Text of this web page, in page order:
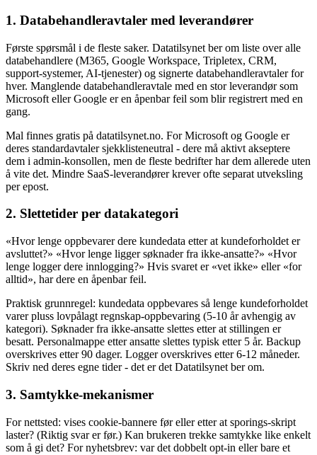
1. Databehandleravtaler med leverandører
Første spørsmål i de fleste saker. Datatilsynet ber om liste over alle
databehandlere (M365, Google Workspace, Tripletex, CRM,
support-systemer, AI-tjenester) og signerte databehandleravtaler for
hver. Manglende databehandleravtale med en stor leverandør som
Microsoft eller Google er en åpenbar feil som blir registrert med en
gang.
Mal finnes gratis på datatilsynet.no. For Microsoft og Google er
deres standardavtaler sjekklisteneutral - dere må aktivt akseptere
dem i admin-konsollen, men de fleste bedrifter har dem allerede uten
å vite det. Mindre SaaS-leverandører krever ofte separat utveksling
per epost.
2. Slettetider per datakategori
«Hvor lenge oppbevarer dere kundedata etter at kundeforholdet er
avsluttet?» «Hvor lenge ligger søknader fra ikke-ansatte?» «Hvor
lenge logger dere innlogging?» Hvis svaret er «vet ikke» eller «for
alltid», har dere en åpenbar feil.
Praktisk grunnregel: kundedata oppbevares så lenge kundeforholdet
varer pluss lovpålagt regnskap-oppbevaring (5-10 år avhengig av
kategori). Søknader fra ikke-ansatte slettes etter at stillingen er
besatt. Personalmappe etter ansatte slettes typisk etter 5 år. Backup
overskrives etter 90 dager. Logger overskrives etter 6-12 måneder.
Skriv ned deres egne tider - det er det Datatilsynet ber om.
3. Samtykke-mekanismer
For nettsted: vises cookie-bannere før eller etter at sporings-skript
laster? (Riktig svar er før.) Kan brukeren trekke samtykke like enkelt
som å gi det? For nyhetsbrev: var det dobbelt opt-in eller bare et